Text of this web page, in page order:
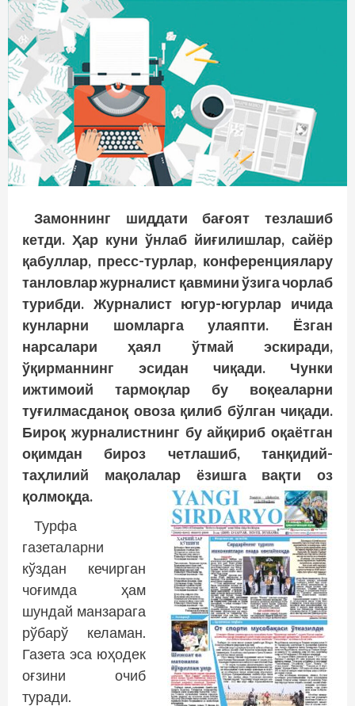
Замоннинг шиддати бағоят тезлашиб
кетди. Ҳар куни ўнлаб йиғилишлар, сайёр
қабуллар, пресс-турлар, конференциялару
танловлар журналист қавмини ўзига чорлаб
турибди. Журналист югур-югурлар ичида
кунларни шомларга улаяпти. Ёзган
нарсалари ҳаял ўтмай эскиради,
ўқирманнинг эсидан чиқади. Чунки
ижтимоий тармоқлар бу воқеаларни
туғилмасданоқ овоза қилиб бўлган чиқади.
Бироқ журналистнинг бу айқириб оқаётган
оқимдан бироз четлашиб, танқидий-
таҳлилий мақолалар ёзишга вақти оз
қолмоқда.
Турфа
газеталарни
кўздан кечирган
чоғимда ҳам
шундай манзарага
рўбарў келаман.
Газета эса юҳодек
оғзини очиб
туради.